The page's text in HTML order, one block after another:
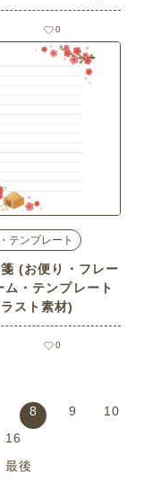
0
テンプレート
(お便り・フレー
ム・テンプレート
スト素材)
0
8 9
10
16
最後